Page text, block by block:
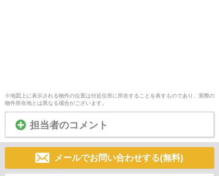
※地図上に表示される物件の位置は付近住所に所在することを表すものであり、実際の
物件所在地とは異なる場合がございます。
担当者のコメント
メールでお問い合わせする(無料)